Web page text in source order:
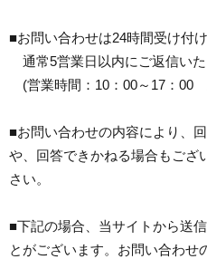
■お問い合わせは24時間受け付け
通常5営業日以内にご返信いた
(営業時間：10：00～17：00
■お問い合わせの内容により、
や、回答できかねる場合もござ
さい。
■下記の場合、当サイトから送
とがございます。お問い合わせ